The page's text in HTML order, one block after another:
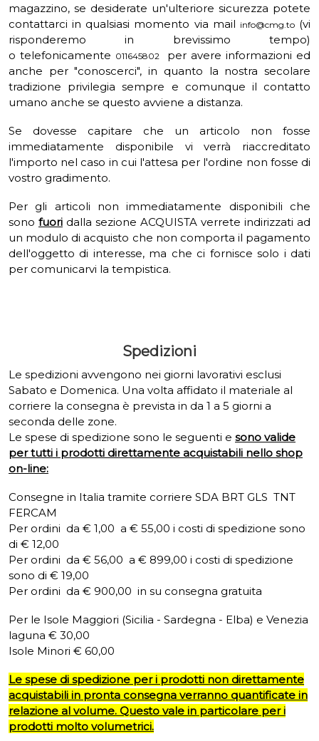
magazzino, se desiderate un'ulteriore sicurezza potete
contattarci in qualsiasi momento via mail info@cmg.to(vi
risponderemo in brevissimo tempo)
o telefonicamente 011645802per avere informazioni ed
anche per "conoscerci", in quanto la nostra secolare
tradizione privilegia sempre e comunque il contatto
umano anche se questo avviene a distanza.
Se dovesse capitare che un articolo non fosse
immediatamente disponibile vi verrà riaccreditato
l'importo nel caso in cui l'attesa per l'ordine non fosse di
vostro gradimento.
Per gli articoli non immediatamente disponibili che
sono fuori dalla sezione ACQUISTA verrete indirizzati ad
un modulo di acquisto che non comporta il pagamento
dell'oggetto di interesse, ma che ci fornisce solo i dati
per comunicarvi la tempistica.
Spedizioni
Le spedizioni avvengono nei giorni lavorativi esclusi
Sabato e Domenica. Una volta affidato il materiale al
corriere la consegna è prevista in da 1 a 5 giorni a
seconda delle zone.
Le spese di spedizione sono le seguenti e sono valide
per tutti i prodotti direttamente acquistabili nello shop
on-line:
Consegne in Italia tramite corriere SDA BRT GLS TNT
FERCAM
Per ordini da € 1,00 a € 55,00 i costi di spedizione sono
di € 12,00
Per ordini da € 56,00 a € 899,00 i costi di spedizione
sono di € 19,00
Per ordini da € 900,00 in su consegna gratuita
Per le Isole Maggiori (Sicilia - Sardegna - Elba) e Venezia
laguna € 30,00
Isole Minori € 60,00
Le spese di spedizione per i prodotti non direttamente
acquistabili in pronta consegna verranno quantificate in
relazione al volume. Questo vale in particolare per i
prodotti molto volumetrici.